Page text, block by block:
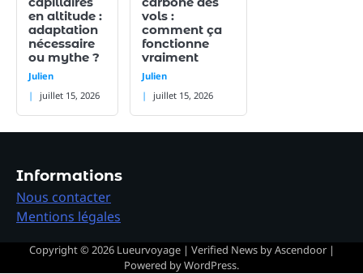
en altitude :
adaptation
nécessaire
ou mythe ?
Julien
juillet 15, 2026
vols :
comment ça
fonctionne
vraiment
Julien
juillet 15, 2026
Informations
Nous contacter
Mentions légales
Copyright © 2026 Lueurvoyage| Verified News byAscendoor|
Powered byWordPress.